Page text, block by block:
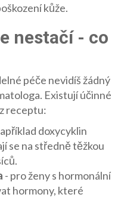
kůže.
nestačí - co
péče nevidíš žádný
Existují účinné
receptu:
doxycyklin
se na středně těžkou
- pro ženy s hormonální
hormony, které